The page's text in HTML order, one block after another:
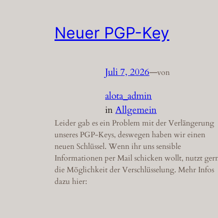
Neuer PGP-Key
Juli 7, 2026—von
alota_admin
inAllgemein
Leider gab es ein Problem mit der Verlängerung
unseres PGP-Keys, deswegen haben wir einen
neuen Schlüssel. Wenn ihr uns sensible
Informationen per Mail schicken wollt, nutzt
die Möglichkeit der Verschlüsselung. Mehr Infos
dazu hier: